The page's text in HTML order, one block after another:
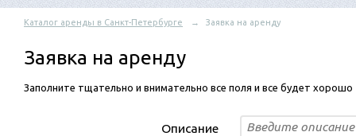
Каталог аренды в Санкт-Петербурге Заявка на аренду
Заявка на аренду
Заполните тщательно и внимательно все поля и все будет хорошо
Описание